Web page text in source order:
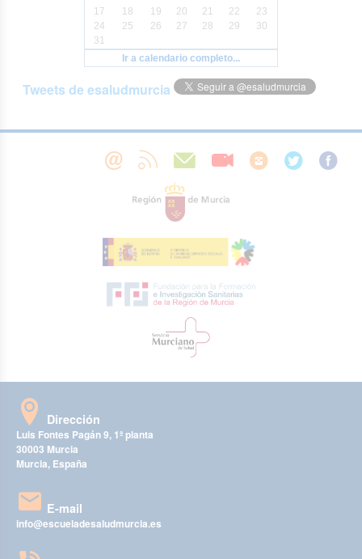
17
18 19 20 21 22
23
24
25 26 27 28 29
30
31
Ir a calendario completo...
Tweets de esaludmurcia
Dirección
Luis Fontes Pagán 9, 1ª planta
30003 Murcia
Murcia, España
E-mail
info@escueladesaludmurcia.es